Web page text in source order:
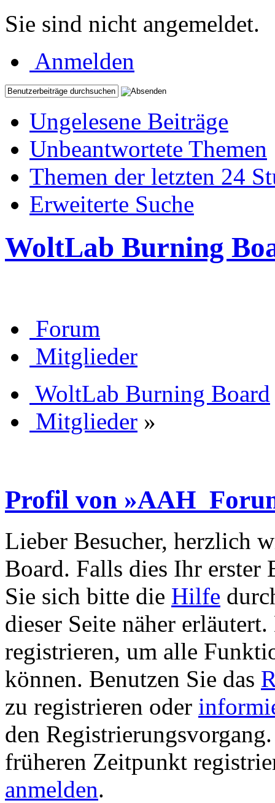
Sie sind nicht angemeldet.
Anmelden
Ungelesene Beiträge
Unbeantwortete Themen
Themen der letzten 24
Erweiterte Suche
WoltLab Burning
Forum
Mitglieder
WoltLab Burning Board
Mitglieder »
Profil von
Lieber Besucher, herzlich
Board. Falls dies Ihr erster
Sie sich bitte die Hilfe
dieser Seite näher
registrieren, um alle
können. Benutzen Sie das
zu registrieren oder
den
früheren Zeitpunkt
anmelden.